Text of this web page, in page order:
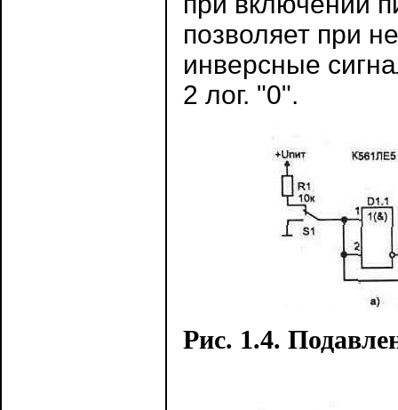
позволяет при
инверсные
2 лог. "0".
Рис. 1.4.